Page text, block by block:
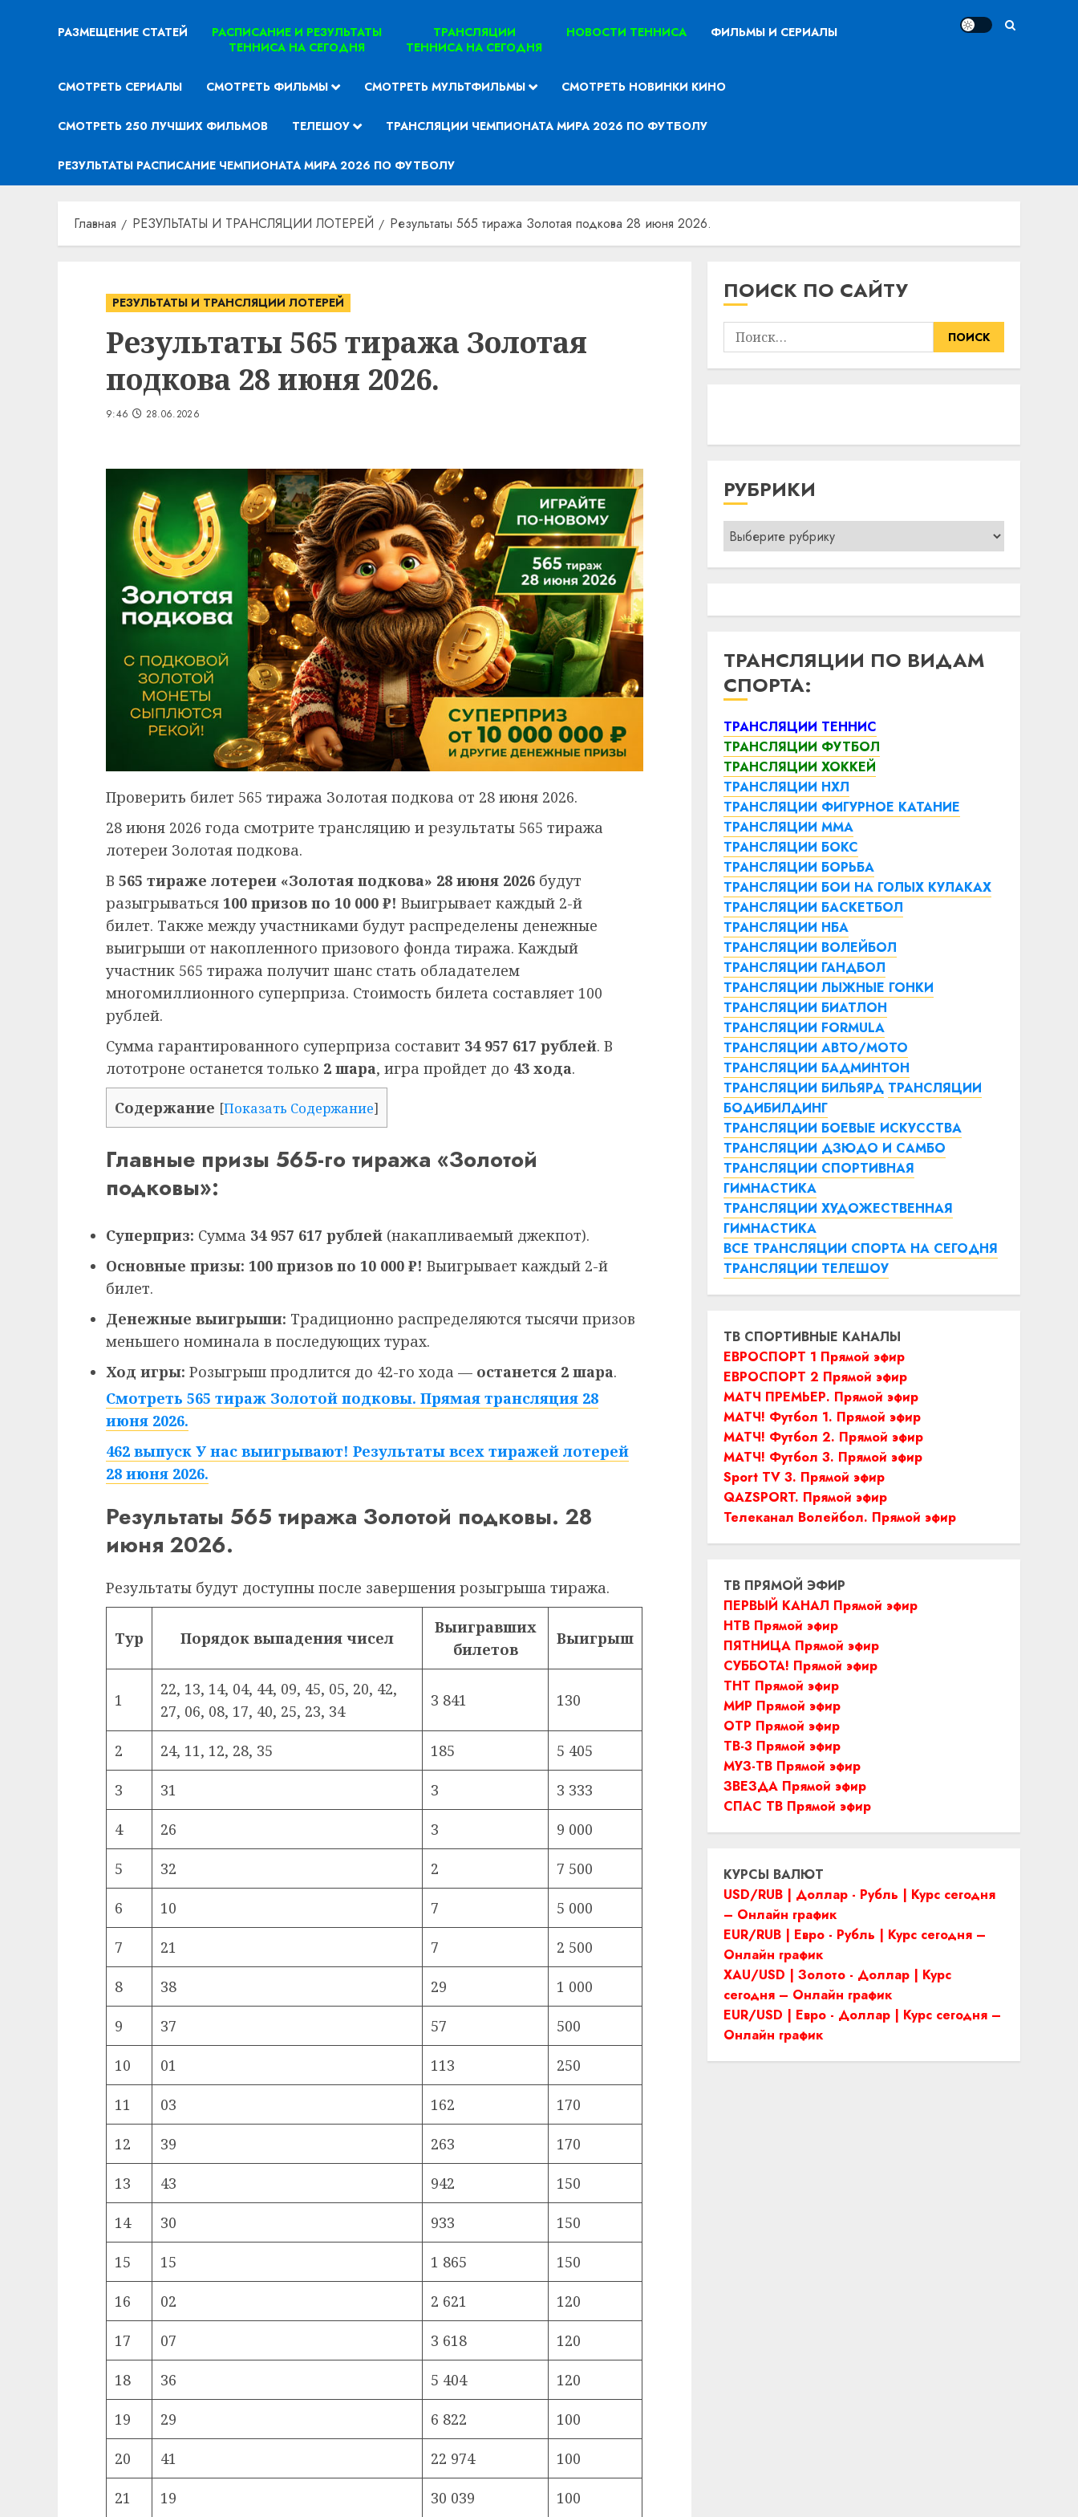
РАЗМЕЩЕНИЕ СТАТЕЙ
РАСПИСАНИЕ И РЕЗУЛЬТАТЫ
ТЕННИСА НА СЕГОДНЯ
ТРАНСЛЯЦИИ
ТЕННИСА НА СЕГОДНЯ
НОВОСТИ ТЕННИСА ФИЛЬМЫ И СЕРИАЛЫ
СМОТРЕТЬ СЕРИАЛЫ СМОТРЕТЬ ФИЛЬМЫ СМОТРЕТЬ МУЛЬТФИЛЬМЫ СМОТРЕТЬ НОВИНКИ КИНО
СМОТРЕТЬ 250 ЛУЧШИХ ФИЛЬМОВ ТЕЛЕШОУ ТРАНСЛЯЦИИ ЧЕМПИОНАТА МИРА 2026 ПО ФУТБОЛУ
РЕЗУЛЬТАТЫ РАСПИСАНИЕ ЧЕМПИОНАТА МИРА 2026 ПО ФУТБОЛУ
Главная РЕЗУЛЬТАТЫ И ТРАНСЛЯЦИИ ЛОТЕРЕЙ Результаты 565 тиража Золотая подкова 28 июня 2026.
РЕЗУЛЬТАТЫ И ТРАНСЛЯЦИИ ЛОТЕРЕЙ
Результаты 565 тиража Золотая
подкова 28 июня 2026.
9:46 28.06.2026
Проверить билет 565 тиража Золотая подкова от 28 июня 2026.
28 июня 2026 года смотрите трансляцию и результаты 565 тиража
лотереи Золотая подкова.
В 565 тираже лотереи «Золотая подкова» 28 июня 2026 будут
разыгрываться 100 призов по 10 000 ₽! Выигрывает каждый 2-й
билет. Также между участниками будут распределены денежные
выигрыши от накопленного призового фонда тиража. Каждый
участник 565 тиража получит шанс стать обладателем
многомиллионного суперприза. Стоимость билета составляет 100
рублей.
Сумма гарантированного суперприза составит 34 957 617 рублей. В
лототроне останется только 2 шара, игра пройдет до 43 хода.
Содержание [Показать Содержание]
Главные призы 565-го тиража «Золотой
подковы»:
Суперприз: Сумма 34 957 617 рублей (накапливаемый джекпот).
Основные призы: 100 призов по 10 000 ₽! Выигрывает каждый 2-й
билет.
Денежные выигрыши: Традиционно распределяются тысячи призов
меньшего номинала в последующих турах.
Ход игры: Розыгрыш продлится до 42-го хода — останется 2 шара.
Смотреть 565 тираж Золотой подковы. Прямая трансляция 28
июня 2026.
462 выпуск У нас выигрывают! Результаты всех тиражей лотерей
28 июня 2026.
Результаты 565 тиража Золотой подковы. 28
июня 2026.
Результаты будут доступны после завершения розыгрыша тиража.
Тур Порядок выпадения чисел
Выигравших
билетов
Выигрыш
1
22, 13, 14, 04, 44, 09, 45, 05, 20, 42,
27, 06, 08, 17, 40, 25, 23, 34
3 841 130
2 24, 11, 12, 28, 35 185 5 405
3 31 3 3 333
4 26 3 9 000
5 32 2 7 500
6 10 7 5 000
7 21 7 2 500
8 38 29 1 000
9 37 57 500
10 01 113 250
11 03 162 170
12 39 263 170
13 43 942 150
14 30 933 150
15 15 1 865 150
16 02 2 621 120
17 07 3 618 120
18 36 5 404 120
19 29 6 822 100
20 41 22 974 100
21 19 30 039 100
ПОИСК ПО САЙТУ
Найти:
РУБРИКИ
Рубрики
ТРАНСЛЯЦИИ ПО ВИДАМ
СПОРТА:
ТРАНСЛЯЦИИ ТЕННИС
ТРАНСЛЯЦИИ ФУТБОЛ
ТРАНСЛЯЦИИ ХОККЕЙ
ТРАНСЛЯЦИИ НХЛ
ТРАНСЛЯЦИИ ФИГУРНОЕ КАТАНИЕ
ТРАНСЛЯЦИИ ММА
ТРАНСЛЯЦИИ БОКС
ТРАНСЛЯЦИИ БОРЬБА
ТРАНСЛЯЦИИ БОИ НА ГОЛЫХ КУЛАКАХ
ТРАНСЛЯЦИИ БАСКЕТБОЛ
ТРАНСЛЯЦИИ НБА
ТРАНСЛЯЦИИ ВОЛЕЙБОЛ
ТРАНСЛЯЦИИ ГАНДБОЛ
ТРАНСЛЯЦИИ ЛЫЖНЫЕ ГОНКИ
ТРАНСЛЯЦИИ БИАТЛОН
ТРАНСЛЯЦИИ FORMULA
ТРАНСЛЯЦИИ АВТО/МОТО
ТРАНСЛЯЦИИ БАДМИНТОН
ТРАНСЛЯЦИИ БИЛЬЯРД ТРАНСЛЯЦИИ
БОДИБИЛДИНГ
ТРАНСЛЯЦИИ БОЕВЫЕ ИСКУССТВА
ТРАНСЛЯЦИИ ДЗЮДО И САМБО
ТРАНСЛЯЦИИ СПОРТИВНАЯ
ГИМНАСТИКА
ТРАНСЛЯЦИИ ХУДОЖЕСТВЕННАЯ
ГИМНАСТИКА
ВСЕ ТРАНСЛЯЦИИ СПОРТА НА СЕГОДНЯ
ТРАНСЛЯЦИИ ТЕЛЕШОУ
ТВ СПОРТИВНЫЕ КАНАЛЫ
ЕВРОСПОРТ 1 Прямой эфир
ЕВРОСПОРТ 2 Прямой эфир
МАТЧ ПРЕМЬЕР. Прямой эфир
МАТЧ! Футбол 1. Прямой эфир
МАТЧ! Футбол 2. Прямой эфир
МАТЧ! Футбол 3. Прямой эфир
Sport TV 3. Прямой эфир
QAZSPORT. Прямой эфир
Телеканал Волейбол. Прямой эфир
ТВ ПРЯМОЙ ЭФИР
ПЕРВЫЙ КАНАЛ Прямой эфир
НТВ Прямой эфир
ПЯТНИЦА Прямой эфир
СУББОТА! Прямой эфир
ТНТ Прямой эфир
МИР Прямой эфир
ОТР Прямой эфир
ТВ-3 Прямой эфир
МУЗ-ТВ Прямой эфир
ЗВЕЗДА Прямой эфир
СПАС ТВ Прямой эфир
КУРСЫ ВАЛЮТ
USD/RUB | Доллар - Рубль | Курс сегодня
– Онлайн график
EUR/RUB | Евро - Рубль | Курс сегодня –
Онлайн график
XAU/USD | Золото - Доллар | Курс
сегодня – Онлайн график
EUR/USD | Евро - Доллар | Курс сегодня –
Онлайн график